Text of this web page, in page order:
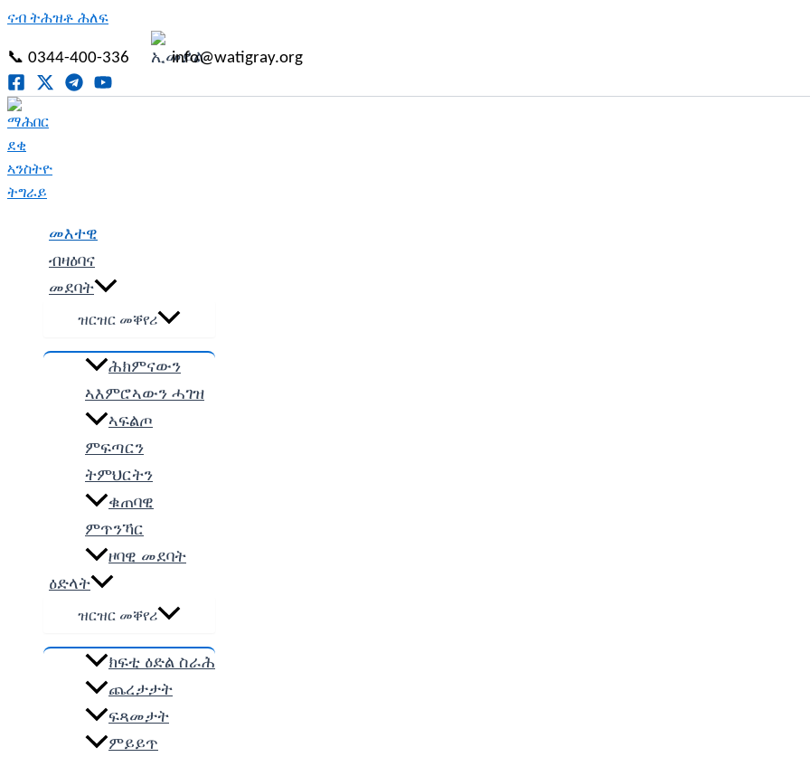
ናብ ትሕዝቶ ሕለፍ
📞 0344-400-336 info@watigray.org
መእተዊ
ብዛዕባና
መደባት
ዝርዝር መቐየሪ
ሕክምናውን
ኣእምሮኣውን ሓገዝ
ኣፍልጦ
ምፍጣርን
ትምህርትን
ቁጠባዊ
ምጥንኻር
ዞባዊ መደባት
ዕድላት
ዝርዝር መቐየሪ
ክፍቲ ዕድል ስራሕ
ጨረታታት
ፍጻመታት
ምይይጥ